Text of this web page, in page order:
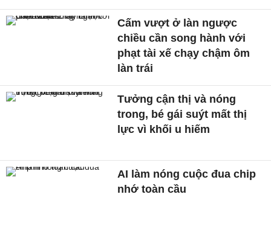
Cấm vượt ở làn ngược
chiều cần song hành với
phạt tài xế chạy chậm ôm
làn trái
Tưởng cận thị và nóng
trong, bé gái suýt mất thị
lực vì khối u hiếm
AI làm nóng cuộc đua chip
nhớ toàn cầu